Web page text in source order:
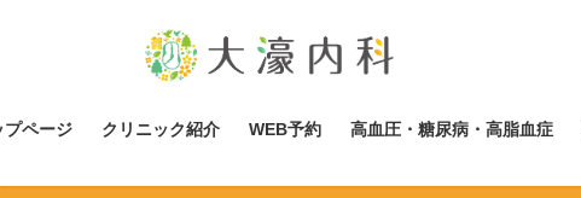
ツ
ス
シ
ン
プページ クリニック紹介 WEB予約 高血圧・糖尿病・高脂血症